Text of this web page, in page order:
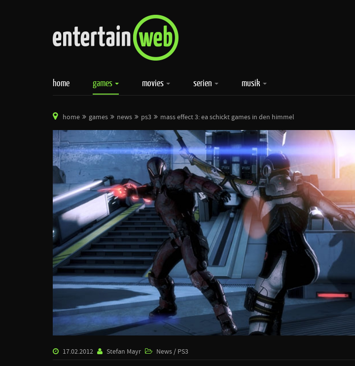
home games movies serien musik
home games news ps3 mass effect 3: ea schickt games in den himmel
17.02.2012 Stefan Mayr News / PS3